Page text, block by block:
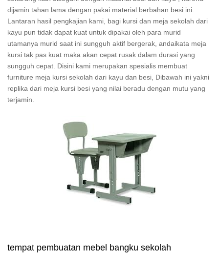
dijamin tahan lama dengan pakai material berbahan besi ini.
Lantaran hasil pengkajian kami, bagi kursi dan meja sekolah dari
kayu pun tidak dapat kuat untuk dipakai oleh para murid
utamanya murid saat ini sungguh aktif bergerak, andaikata meja
kursi tak pas kuat maka akan cepat rusak dalam durasi yang
sungguh cepat. Disini kami merupakan spesialis membuat
furniture meja kursi sekolah dari kayu dan besi, Dibawah ini yakni
replika dari meja kursi besi yang nilai beradu dengan mutu yang
terjamin.
tempat pembuatan mebel bangku sekolah